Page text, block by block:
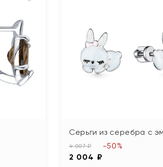
Серьги из серебра с
4 007 ₽
2 004 ₽
-50%